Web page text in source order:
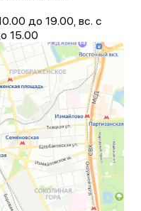
до 19.00, вс. с
15.00